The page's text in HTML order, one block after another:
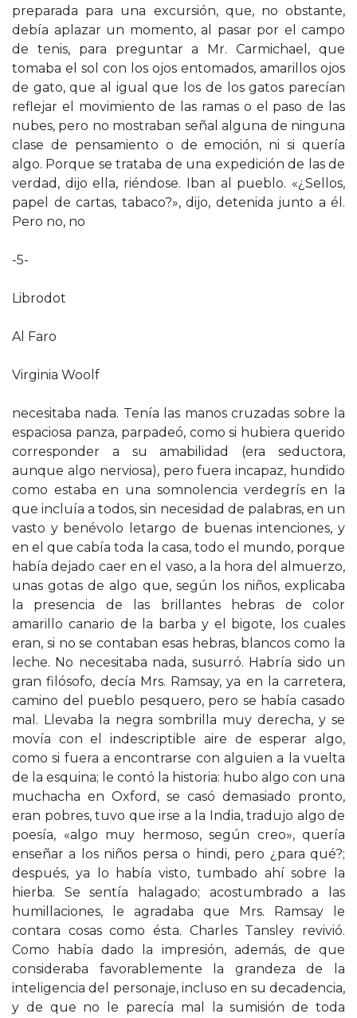
preparada para una excursión, que, no obstante,
debía aplazar un momento, al pasar por el campo
de tenis, para preguntar a Mr. Carmichael, que
tomaba el sol con los ojos entomados, amarillos ojos
de gato, que al igual que los de los gatos parecían
reflejar el movimiento de las ramas o el paso de las
nubes, pero no mostraban señal alguna de ninguna
clase de pensamiento o de emoción, ni si quería
algo. Porque se trataba de una expedición de las de
verdad, dijo ella, riéndose. Iban al pueblo. «¿Sellos,
papel de cartas, tabaco?», dijo, detenida junto a él.
Pero no, no
-5-
Librodot
Al Faro
Virginia Woolf
necesitaba nada. Tenía las manos cruzadas sobre la
espaciosa panza, parpadeó, como si hubiera querido
corresponder a su amabilidad (era seductora,
aunque algo nerviosa), pero fuera incapaz, hundido
como estaba en una somnolencia verdegrís en la
que incluía a todos, sin necesidad de palabras, en un
vasto y benévolo letargo de buenas intenciones, y
en el que cabía toda la casa, todo el mundo, porque
había dejado caer en el vaso, a la hora del almuerzo,
unas gotas de algo que, según los niños, explicaba
la presencia de las brillantes hebras de color
amarillo canario de la barba y el bigote, los cuales
eran, si no se contaban esas hebras, blancos como la
leche. No necesitaba nada, susurró. Habría sido un
gran filósofo, decía Mrs. Ramsay, ya en la carretera,
camino del pueblo pesquero, pero se había casado
mal. Llevaba la negra sombrilla muy derecha, y se
movía con el indescriptible aire de esperar algo,
como si fuera a encontrarse con alguien a la vuelta
de la esquina; le contó la historia: hubo algo con una
muchacha en Oxford, se casó demasiado pronto,
eran pobres, tuvo que irse a la India, tradujo algo de
poesía, «algo muy hermoso, según creo», quería
enseñar a los niños persa o hindi, pero ¿para qué?;
después, ya lo había visto, tumbado ahí sobre la
hierba. Se sentía halagado; acostumbrado a las
humillaciones, le agradaba que Mrs. Ramsay le
contara cosas como ésta. Charles Tansley revivió.
Como había dado la impresión, además, de que
consideraba favorablemente la grandeza de la
inteligencia del personaje, incluso en su decadencia,
y de que no le parecía mal la sumisión de toda